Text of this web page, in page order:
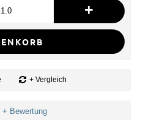
+
+ Vergleich
+ Bewertung